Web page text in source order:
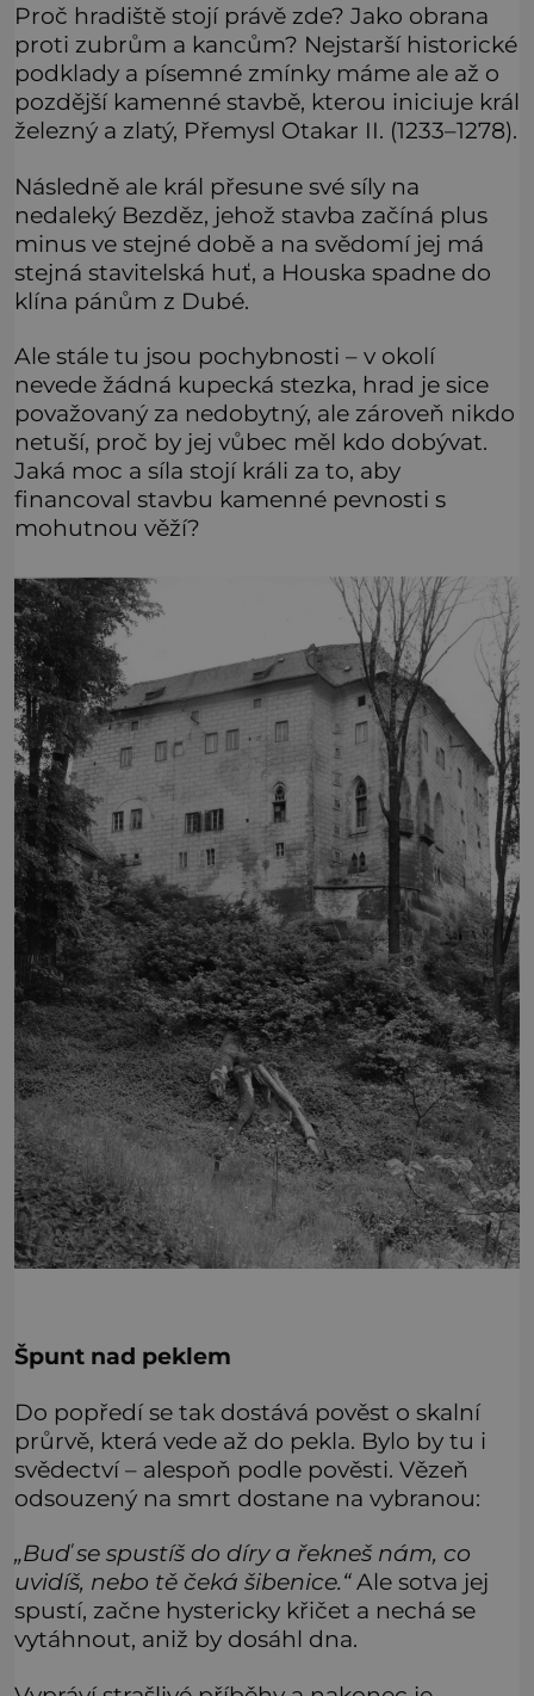
Proč hradiště stojí právě zde? Jako obrana
proti zubrům a kancům? Nejstarší historické
podklady a písemné zmínky máme ale až o
pozdější kamenné stavbě, kterou iniciuje král
železný a zlatý, Přemysl Otakar II. (1233–1278).
Následně ale král přesune své síly na
nedaleký Bezděz, jehož stavba začíná plus
minus ve stejné době a na svědomí jej má
stejná stavitelská huť, a Houska spadne do
klína pánům z Dubé.
Ale stále tu jsou pochybnosti – v okolí
nevede žádná kupecká stezka, hrad je sice
považovaný za nedobytný, ale zároveň nikdo
netuší, proč by jej vůbec měl kdo dobývat.
Jaká moc a síla stojí králi za to, aby
financoval stavbu kamenné pevnosti s
mohutnou věží?
Špunt nad peklem
Do popředí se tak dostává pověst o skalní
průrvě, která vede až do pekla. Bylo by tu i
svědectví – alespoň podle pověsti. Vězeň
odsouzený na smrt dostane na vybranou:
„Buď se spustíš do díry a řekneš nám, co
uvidíš, nebo tě čeká šibenice.“Ale sotva jej
spustí, začne hystericky křičet a nechá se
vytáhnout, aniž by dosáhl dna.